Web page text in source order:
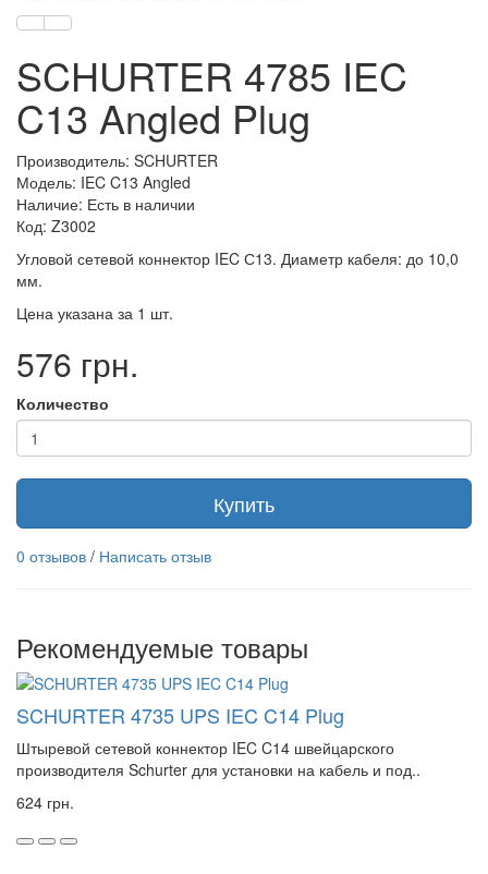
SCHURTER 4785 IEC
C13 Angled Plug
Производитель: SCHURTER
Модель: IEC C13 Angled
Наличие: Есть в наличии
Код: Z3002
Угловой сетевой коннектор IEC С13. Диаметр кабеля: до 10,0
мм.
Цена указана за 1 шт.
576 грн.
Количество
Купить
0 отзывов / Написать отзыв
Рекомендуемые товары
SCHURTER 4735 UPS IEC C14 Plug
Штыревой сетевой коннектор IEC C14 швейцарского
производителя Schurter для установки на кабель и под..
624 грн.